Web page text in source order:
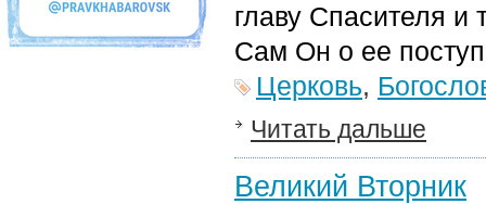
главу Спасителя и
Сам Он о ее
Церковь,
Читать дальше
Великий Вторник